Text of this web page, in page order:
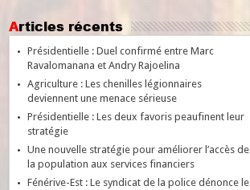
Articles récents
Présidentielle : Duel confirmé entre Marc
Ravalomanana et Andry Rajoelina
Agriculture : Les chenilles légionnaires
deviennent une menace sérieuse
Présidentielle : Les deux favoris peaufinent leur
stratégie
Une nouvelle stratégie pour améliorer l’accès de
la population aux services financiers
Fénérive-Est : Le syndicat de la police dénonce le